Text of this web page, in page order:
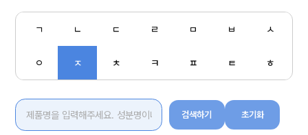
ㄱ ㄴ ㄷ ㄹ ㅁ ㅂ ㅅ
ㅇ ㅈ ㅊ ㅋ ㅍ ㅌ ㅎ
검색하기 초기화